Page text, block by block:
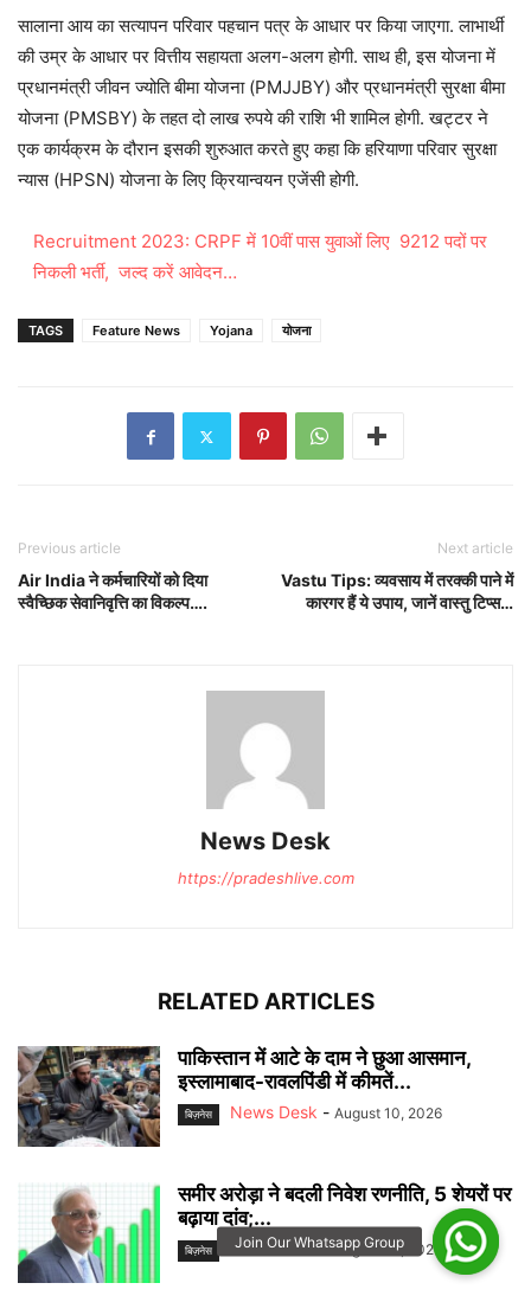
सालाना आय का सत्यापन परिवार पहचान पत्र के आधार पर किया जाएगा. लाभार्थी
की उम्र के आधार पर वित्तीय सहायता अलग-अलग होगी. साथ ही, इस योजना में
प्रधानमंत्री जीवन ज्योति बीमा योजना (PMJJBY) और प्रधानमंत्री सुरक्षा बीमा
योजना (PMSBY) के तहत दो लाख रुपये की राशि भी शामिल होगी. खट्टर ने
एक कार्यक्रम के दौरान इसकी शुरुआत करते हुए कहा कि हरियाणा परिवार सुरक्षा
न्यास (HPSN) योजना के लिए क्रियान्वयन एजेंसी होगी.
Recruitment 2023: CRPF में 10वीं पास युवाओं लिए 9212 पदों पर
निकली भर्ती, जल्द करें आवेदन…
TAGS Feature News Yojana योजना
Previous article
Air India ने कर्मचारियों को दिया
स्वैच्छिक सेवानिवृत्ति का विकल्प….
Next article
Vastu Tips: व्यवसाय में तरक्की पाने में
कारगर हैं ये उपाय, जानें वास्तु टिप्स…
News Desk
https://pradeshlive.com
RELATED ARTICLES
पाकिस्तान में आटे के दाम ने छुआ आसमान,
इस्लामाबाद-रावलपिंडी में कीमतें...
बिज़नेस News Desk - August 10, 2026
समीर अरोड़ा ने बदली निवेश रणनीति, 5 शेयरों पर
बढ़ाया दांव;...
बिज़नेस News Desk - August 10, 2026